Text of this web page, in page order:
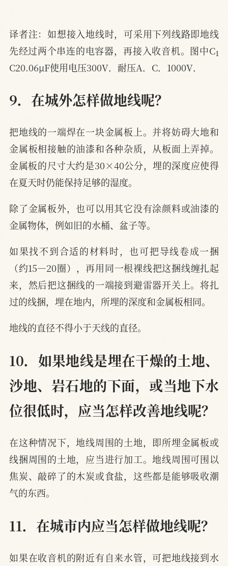
译者注：如想接入地线时，可采用下列线路即地线
先经过两个串连的电容器，再接入收音机。图中C1
C20.06μF使用电压300V．耐压A．C．1000V．
9．在城外怎样做地线呢？
把地线的一端焊在一块金属板上。并将妨碍大地和
金属板相接触的油漆和各种杂质，从板面上弄掉。
金属板的尺寸大约是30×40公分，埋的深度应使得
在夏天时仍能保持足够的湿度。
除了金属板外，也可以用其它没有涂颜料或油漆的
金属物体，例如旧的水桶、盆子等。
如果找不到合适的材料时，也可把导线卷成一捆
（约15—20圈），再用同一根裸线把这捆线缠扎起
来，然后把这捆线的一端接到避雷器开关上。将扎
过的线捆，埋在地内，所埋的深度和金属板相同。
地线的直径不得小于天线的直径。
10．如果地线是埋在干燥的土地、
沙地、岩石地的下面，或当地下水
位很低时，应当怎样改善地线呢？
在这种情况下，地线周围的土地，即所埋金属板或
线捆周围的土地，应当进行加工。地线周围可围以
焦炭、敲碎了的木炭或食盐，这些都是能够吸收潮
气的东西。
11．在城市内应当怎样做地线呢？
如果在收音机的附近有自来水管，可把地线接到水